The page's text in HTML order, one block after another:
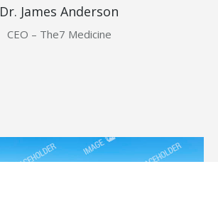
Dr. James Anderson
CEO – The7 Medicine